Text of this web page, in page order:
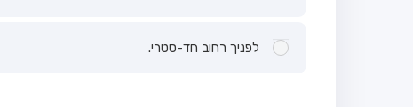
לפניך רחוב חד-סטרי.